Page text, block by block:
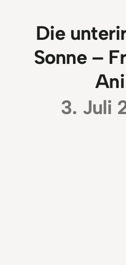
Die
Sonne –
Ani
3. Juli